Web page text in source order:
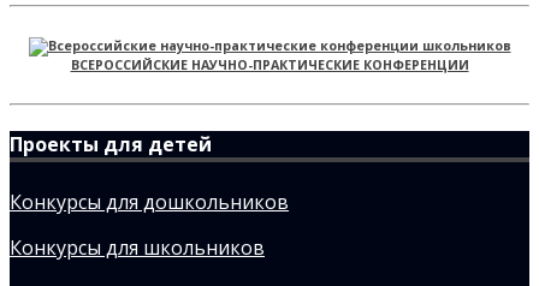
ВСЕРОССИЙСКИЕ НАУЧНО-ПРАКТИЧЕСКИЕ КОНФЕРЕНЦИИ
Проекты для детей
Конкурсы для дошкольников
Конкурсы для школьников